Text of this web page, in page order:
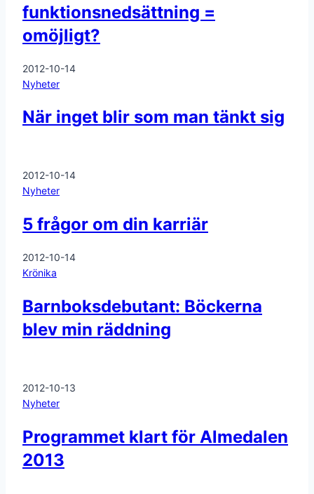
funktionsnedsättning =
omöjligt?
2012-10-14
Nyheter
När inget blir som man tänkt sig
2012-10-14
Nyheter
5 frågor om din karriär
2012-10-14
Krönika
Barnboksdebutant: Böckerna
blev min räddning
2012-10-13
Nyheter
Programmet klart för Almedalen
2013